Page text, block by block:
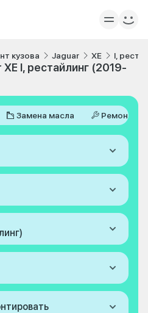
кузова Jaguar XE I,
I, рестайлинг (2019-
Замена масла Ремонт